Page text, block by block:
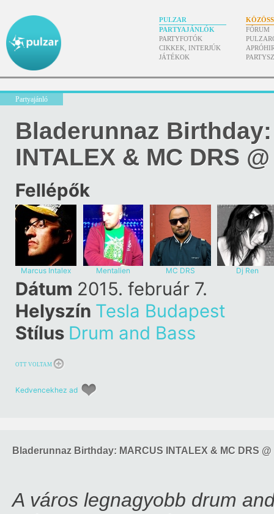
PULZAR
PARTYAJÁNLÓK
PARTYFOTÓK
CIKKEK, INTERJÚK
JÁTÉKOK
FÓRUM
Partyajánló
Bladerunnaz Birthday:
INTALEX & MC DRS
Fellépők
Marcus Intalex Mentalien MC DRS Dj Ren
Dátum 2015. február 7.
Helyszín Tesla Budapest
Stílus Drum and Bass
OTT VOLTAM
Kedvencekhez ad
Bladerunnaz Birthday: MARCUS INTALEX & MC DRS
A város legnagyobb drum